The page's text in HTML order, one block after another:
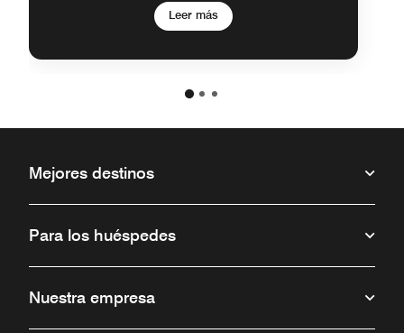
Leer más
Mejores destinos
Para los huéspedes
Nuestra empresa